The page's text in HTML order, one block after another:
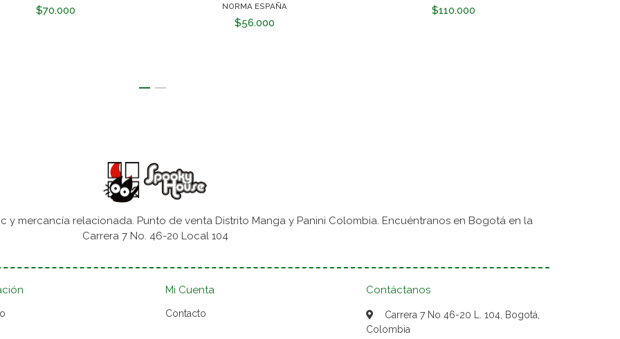
$70.000 NORMA ESPAÑA
$56.000
$110.000
y mercancía relacionada. Punto de venta Distrito Manga y Panini Colombia. Encuéntranos en Bogotá en la
Carrera 7 No. 46-20 Local 104
Mi Cuenta
Contacto
Contáctanos
Carrera 7 No 46-20 L. 104, Bogotá,
Colombia